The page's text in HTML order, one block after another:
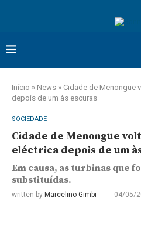
Início » News » Cidade de Menongue
depois de um às escuras
SOCIEDADE
Cidade de Menongue
eléctrica depois de um
Em causa, as turbinas que
substituídas.
written by Marcelino Gimbi 04/05/